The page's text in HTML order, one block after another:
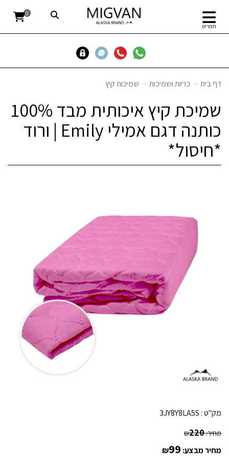
תפריט
0
דף בית כריות ושמיכות שמיכות קיץ
שמיכת קיץ איכותית מבד 100%
כותנה דגם אמילי Emily | ורוד
*חיסול*
מק"ט : 3JY8Y8LA5S
מחיר: ₪220
מחיר מבצע: ₪99